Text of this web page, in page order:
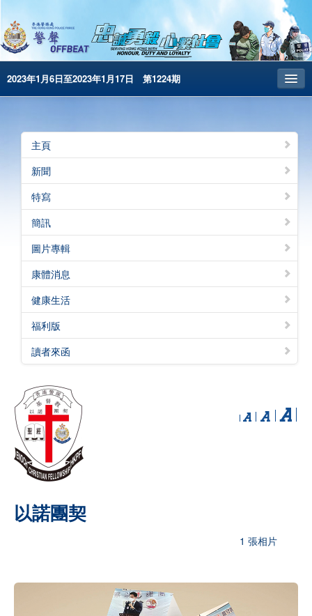
2023年1月6日至2023年1月17日 第1224期
昔日警聲
警務處主頁
简体版
English
電子書版
警聲特刊
主頁
新聞
特寫
簡訊
圖片專輯
康體消息
健康生活
福利版
讀者來函
以諾團契
1 張相片